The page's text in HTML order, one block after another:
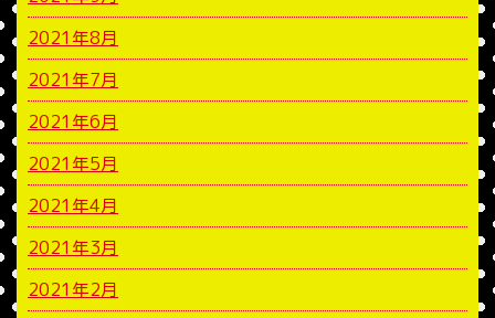
2021年8月
2021年7月
2021年6月
2021年5月
2021年4月
2021年3月
2021年2月